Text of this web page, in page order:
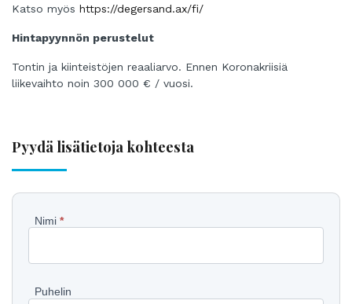
Katso myös https://degersand.ax/fi/
Hintapyynnön perustelut
Tontin ja kiinteistöjen reaaliarvo. Ennen Koronakriisiä
liikevaihto noin 300 000 € / vuosi.
Pyydä lisätietoja kohteesta
Pyydä
Nimi *
Puhelin